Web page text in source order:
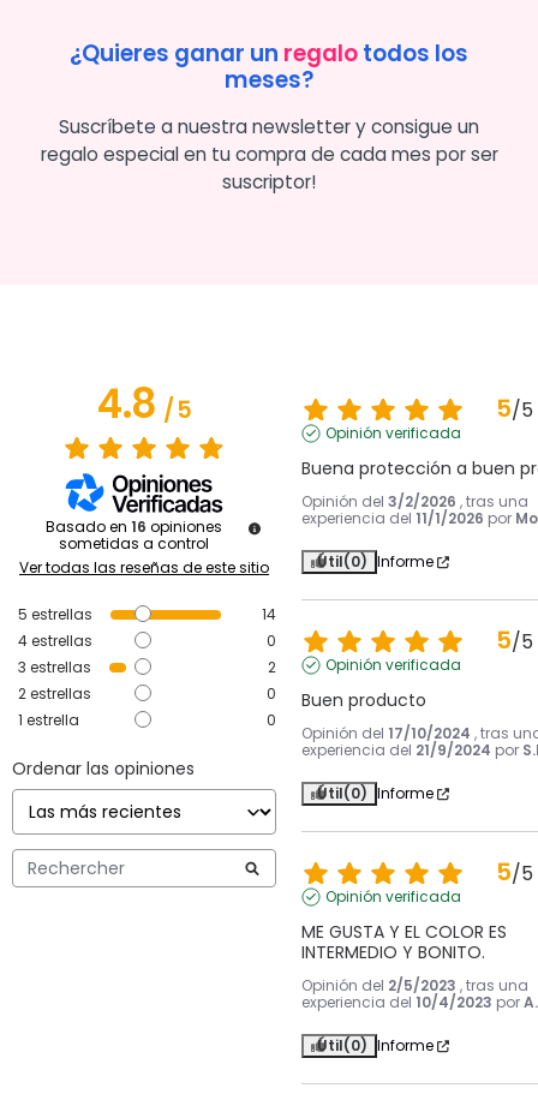
¿Quieres ganar un regalotodos los
meses?
Suscríbete a nuestra newsletter y consigue un
regalo especial en tu compra de cada mes por ser
suscriptor!
4.8/5
Basado en 16 opiniones
sometidas a control
Ver todas las reseñas de este sitio
5 estrellas
14
4estrellas
0
3 estrellas
2
2estrellas
0
1 estrella 0
Ordenar las opiniones
5/5
Opinión verificada
Buena protección a buen
Opinión del 3/2/2026 , tras una
experiencia del 11/1/2026 por
Útil(0) Informe
5/5
Opinión verificada
Buen producto
Opinión del 17/10/2024 , tras
experiencia del 21/9/2024 por
Útil(0) Informe
5/5
Opinión verificada
ME GUSTA Y EL COLOR ES
INTERMEDIO Y BONITO.
Opinión del 2/5/2023 , tras una
experiencia del 10/4/2023 por
Útil(0) Informe